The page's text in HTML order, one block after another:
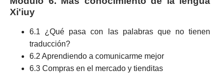
Xi'iuy
6.1 ¿Qué pasa con las palabras que no tienen
traducción?
6.2 Aprendiendo a comunicarme mejor
6.3 Compras en el mercado y tienditas